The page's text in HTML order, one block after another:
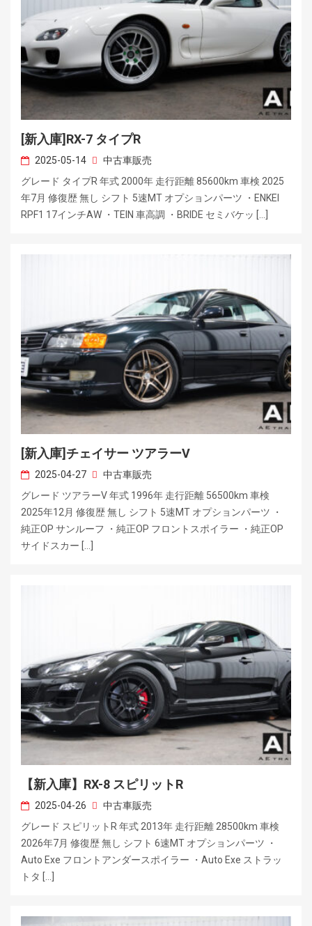
[新入庫]RX-7 タイプR
2025-05-14
中古車販売
グレード タイプR 年式 2000年 走行距離 85600km 車検 2025
年7月 修復歴 無し シフト 5速MT オプションパーツ ・ENKEI
RPF1 17インチAW ・TEIN 車高調 ・BRIDE セミバケッ […]
[新入庫]チェイサー ツアラーV
2025-04-27
中古車販売
グレード ツアラーV 年式 1996年 走行距離 56500km 車検
2025年12月 修復歴 無し シフト 5速MT オプションパーツ ・
純正OP サンルーフ ・純正OP フロントスポイラー ・純正OP
サイドスカー […]
【新入庫】RX-8 スピリットR
2025-04-26
中古車販売
グレード スピリットR 年式 2013年 走行距離 28500km 車検
2026年7月 修復歴 無し シフト 6速MT オプションパーツ ・
Auto Exe フロントアンダースポイラー ・Auto Exe ストラッ
トタ […]